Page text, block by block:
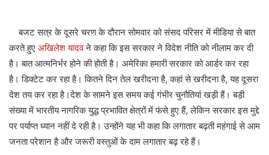
बजट सत्र के दूसरे चरण के दौरान सोमवार को संसद परिसर में मीडिया से बात
करते हुए अखिलेश यादवने कहा कि इस सरकार ने विदेश नीति को नीलाम कर दी
है। बात आत्मनिर्भर होने की होती है। अमेरिका हमारी सरकार को आर्डर कर रहा
है। डिक्टेट कर रहा है। कितने दिन तेल खरीदना है, कहां से खरीदना है, यह दूसरा
देश तय कर रहा है।देश के सामने इस समय कई गंभीर चुनौतियां खड़ी हैं। बड़ी
संख्या में भारतीय नागरिक युद्ध प्रभावित क्षेत्रों में फंसे हुए हैं, लेकिन सरकार इस मुद्दे
पर पर्याप्त ध्यान नहीं दे रही है। उन्होंने यह भी कहा कि लगातार बढ़ती महंगाई से आम
जनता परेशान है और जरूरी वस्तुओं के दाम लगातार बढ़ रहे हैं।